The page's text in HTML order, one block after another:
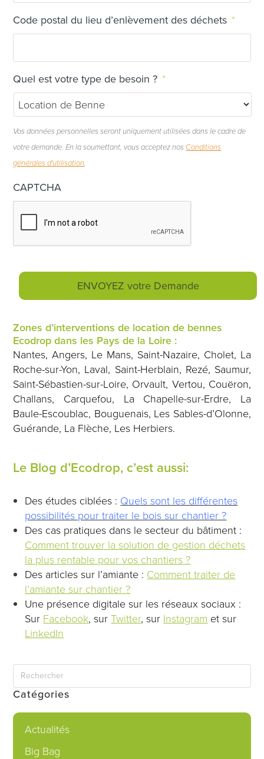
Code postal du lieu d’enlèvement des déchets *
Quel est votre type de besoin ? *
Vos données personnelles seront uniquement utilisées dans le cadre de
votre demande. En la soumettant, vous acceptez nos Conditions
générales d'utilisation.
CAPTCHA
Zones d’interventions de location de bennes
Ecodrop dans les Pays de la Loire :
Nantes, Angers, Le Mans, Saint-Nazaire, Cholet, La
Roche-sur-Yon, Laval, Saint-Herblain, Rezé, Saumur,
Saint-Sébastien-sur-Loire, Orvault, Vertou, Couëron,
Challans, Carquefou, La Chapelle-sur-Erdre, La
Baule-Escoublac, Bouguenais, Les Sables-d’Olonne,
Guérande, La Flèche, Les Herbiers.
Le Blog d’Ecodrop, c’est aussi:
Des études ciblées : Quels sont les différentes
possibilités pour traiter le bois sur chantier ?
Des cas pratiques dans le secteur du bâtiment :
Comment trouver la solution de gestion déchets
la plus rentable pour vos chantiers ?
Des articles sur l’amiante : Comment traiter de
l’amiante sur chantier ?
Une présence digitale sur les réseaux sociaux :
Sur Facebook, surTwitter, sur Instagram et sur
LinkedIn
Catégories
Actualités
Big Bag